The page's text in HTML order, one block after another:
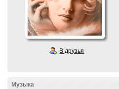
В друзья
Музыка